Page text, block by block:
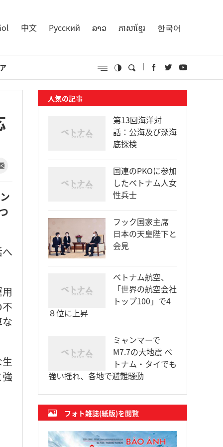
中文 Русский ລາວ ភាសាខ្មែរ 한국어
人気の記事
第13回海洋対
話：公海及び深海
底探検
国連のPKOに参加
したベトナム人女
性兵士
フック国家主席
日本の天皇陛下と
会見
ベトナム航空、
「世界の航空会社
トップ100」で4
８位に上昇
ミャンマーで
M7.7の大地震 ベ
トナム・タイでも
強い揺れ、各地で避難騒動
フォト雑誌(紙版)を閲覧